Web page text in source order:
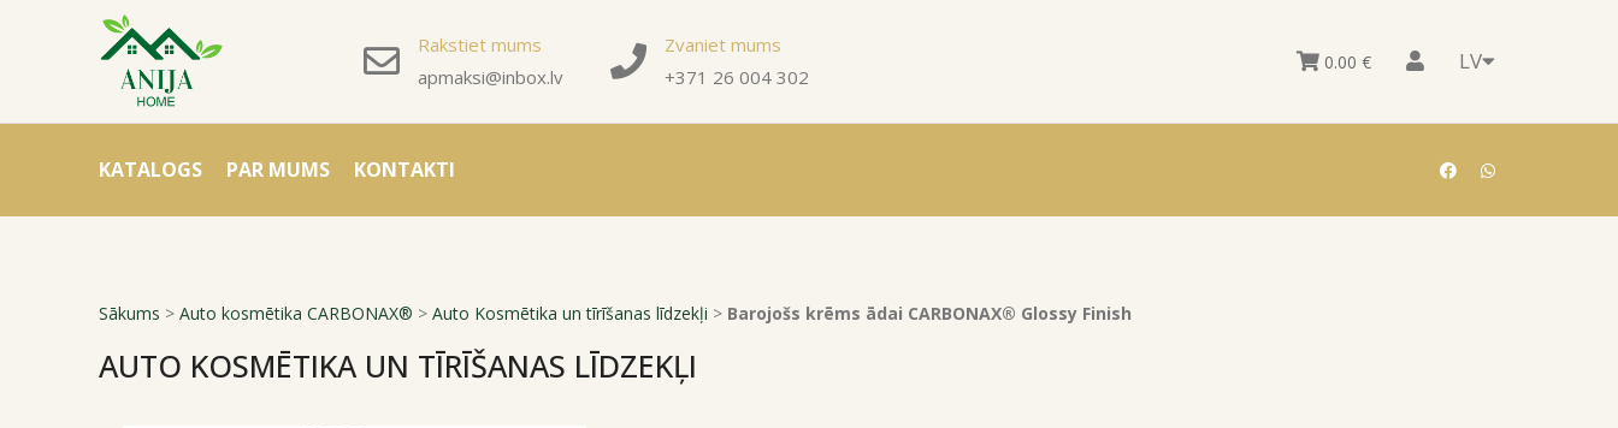
Rakstiet mums
apmaksi@inbox.lv
Zvaniet mums
+371 26 004 302
0.00 € LV
KATALOGS PAR MUMS KONTAKTI
Sākums > Auto kosmētika CARBONAX® > Auto Kosmētika un tīrīšanas līdzekļi > Barojošs krēms ādai CARBONAX® Glossy Finish
AUTO KOSMĒTIKA UN TĪRĪŠANAS LĪDZEKĻI